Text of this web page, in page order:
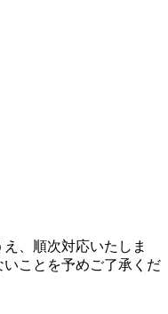
、順次対応いたしま
ことを予めご了承くだ